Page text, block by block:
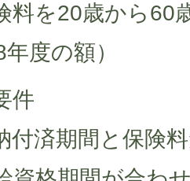
20歳から60歳
度の額）
件
付済期間と保険